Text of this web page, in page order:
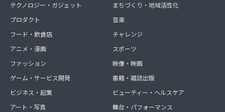
テクノロジー・ガジェット
プロダクト
フード・飲食店
アニメ・漫画
ファッション
ゲーム・サービス開発
ビジネス・起業
アート・写真
まちづくり・地域活性化
音楽
チャレンジ
スポーツ
映像・映画
書籍・雑誌出版
ビューティー・ヘルスケア
舞台・パフォーマンス